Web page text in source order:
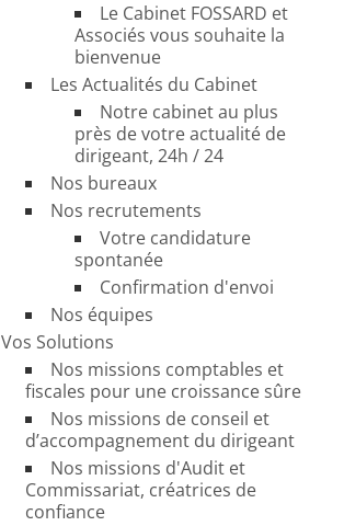
Le Cabinet FOSSARD et
Associés vous souhaite la
bienvenue
Les Actualités du Cabinet
Notre cabinet au plus
près de votre actualité de
dirigeant, 24h / 24
Nos bureaux
Nos recrutements
Votre candidature
spontanée
Confirmation d'envoi
Nos équipes
Vos Solutions
Nos missions comptables et
fiscales pour une croissance sûre
Nos missions de conseil et
d’accompagnement du dirigeant
Nos missions d'Audit et
Commissariat, créatrices de
confiance